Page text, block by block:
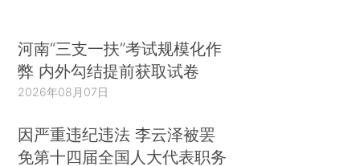
河南“三支一扶”考试规模化作
弊 内外勾结提前获取试卷
2026年08月07日
因严重违纪违法 李云泽被罢
免第十四届全国人大代表职务